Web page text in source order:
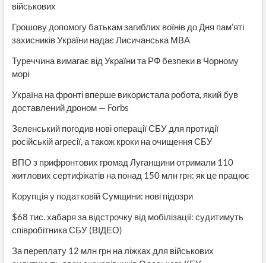
військових
Грошову допомогу батькам загиблих воїнів до Дня пам’яті
захисників України надає Лисичанська МВА
Туреччина вимагає від України та РФ безпеки в Чорному
морі
Україна на фронті вперше використала робота, який був
доставлений дроном — Forbs
Зеленський погодив нові операції СБУ для протидії
російській агресії, а також кроки на очищення СБУ
ВПО з прифронтових громад Луганщини отримали 110
житлових сертифікатів на понад 150 млн грн: як це працює
Корупція у податковій Сумщини: нові підозри
$68 тис. хабаря за відстрочку від мобілізації: судитимуть
співробітника СБУ (ВІДЕО)
За переплату 12 млн грн на ліжках для військових